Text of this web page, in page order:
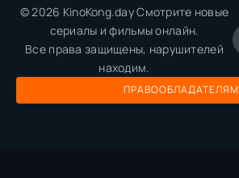
© 2026 KinoKong.day Смотрите новые
сериалы и фильмы онлайн.
Все права защищены, нарушителей
находим.
ПРАВООБЛАДАТЕЛЯМ